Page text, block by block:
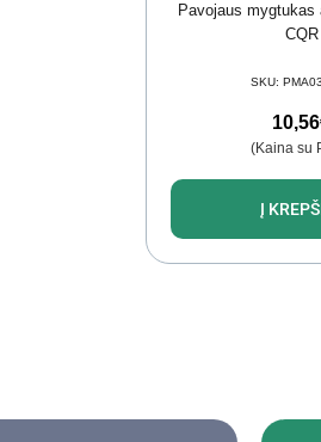
Pavojaus mygtukas
CQR
SKU:
10,56
(Kaina su
Į